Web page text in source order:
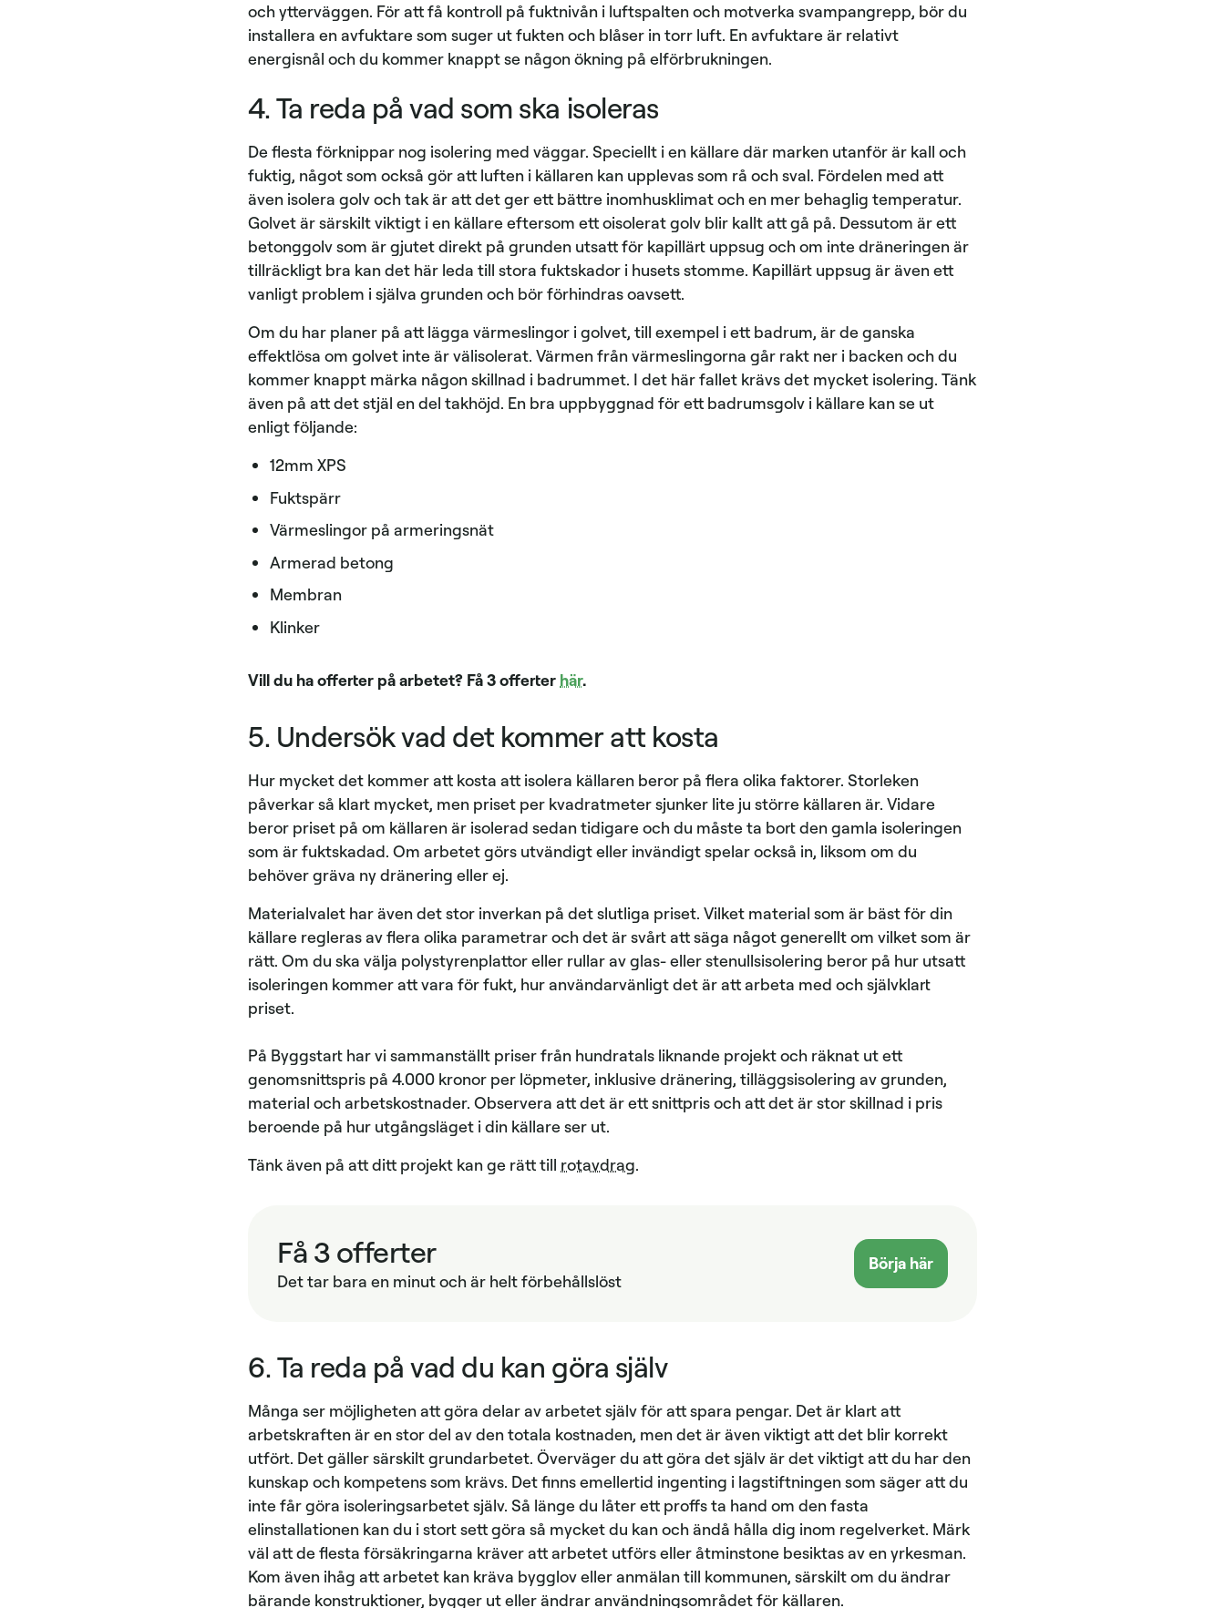
och ytterväggen. För att få kontroll på fuktnivån i luftspalten och motverka svampangrepp, bör du
installera en avfuktare som suger ut fukten och blåser in torr luft. En avfuktare är relativt
energisnål och du kommer knappt se någon ökning på elförbrukningen.
4. Ta reda på vad som ska isoleras
De flesta förknippar nog isolering med väggar. Speciellt i en källare där marken utanför är kall och
fuktig, något som också gör att luften i källaren kan upplevas som rå och sval. Fördelen med att
även isolera golv och tak är att det ger ett bättre inomhusklimat och en mer behaglig temperatur.
Golvet är särskilt viktigt i en källare eftersom ett oisolerat golv blir kallt att gå på. Dessutom är ett
betonggolv som är gjutet direkt på grunden utsatt för kapillärt uppsug och om inte dräneringen är
tillräckligt bra kan det här leda till stora fuktskador i husets stomme. Kapillärt uppsug är även ett
vanligt problem i själva grunden och bör förhindras oavsett.
Om du har planer på att lägga värmeslingor i golvet, till exempel i ett badrum, är de ganska
effektlösa om golvet inte är välisolerat. Värmen från värmeslingorna går rakt ner i backen och du
kommer knappt märka någon skillnad i badrummet. I det här fallet krävs det mycket isolering. Tänk
även på att det stjäl en del takhöjd. En bra uppbyggnad för ett badrumsgolv i källare kan se ut
enligt följande:
12mm XPS
Fuktspärr
Värmeslingor på armeringsnät
Armerad betong
Membran
Klinker
Vill du ha offerter på arbetet? Få 3 offerter här.
5. Undersök vad det kommer att kosta
Hur mycket det kommer att kosta att isolera källaren beror på flera olika faktorer. Storleken
påverkar så klart mycket, men priset per kvadratmeter sjunker lite ju större källaren är. Vidare
beror priset på om källaren är isolerad sedan tidigare och du måste ta bort den gamla isoleringen
som är fuktskadad. Om arbetet görs utvändigt eller invändigt spelar också in, liksom om du
behöver gräva ny dränering eller ej.
Materialvalet har även det stor inverkan på det slutliga priset. Vilket material som är bäst för din
källare regleras av flera olika parametrar och det är svårt att säga något generellt om vilket som är
rätt. Om du ska välja polystyrenplattor eller rullar av glas- eller stenullsisolering beror på hur utsatt
isoleringen kommer att vara för fukt, hur användarvänligt det är att arbeta med och självklart
priset.
På Byggstart har vi sammanställt priser från hundratals liknande projekt och räknat ut ett
genomsnittspris på 4.000 kronor per löpmeter, inklusive dränering, tilläggsisolering av grunden,
material och arbetskostnader. Observera att det är ett snittpris och att det är stor skillnad i pris
beroende på hur utgångsläget i din källare ser ut.
Tänk även på att ditt projekt kan ge rätt till rotavdrag.
Få 3 offerter
Det tar bara en minut och är helt förbehållslöst
Börja här
6. Ta reda på vad du kan göra själv
Många ser möjligheten att göra delar av arbetet själv för att spara pengar. Det är klart att
arbetskraften är en stor del av den totala kostnaden, men det är även viktigt att det blir korrekt
utfört. Det gäller särskilt grundarbetet. Överväger du att göra det själv är det viktigt att du har den
kunskap och kompetens som krävs. Det finns emellertid ingenting i lagstiftningen som säger att du
inte får göra isoleringsarbetet själv. Så länge du låter ett proffs ta hand om den fasta
elinstallationen kan du i stort sett göra så mycket du kan och ändå hålla dig inom regelverket. Märk
väl att de flesta försäkringarna kräver att arbetet utförs eller åtminstone besiktas av en yrkesman.
Kom även ihåg att arbetet kan kräva bygglov eller anmälan till kommunen, särskilt om du ändrar
bärande konstruktioner, bygger ut eller ändrar användningsområdet för källaren.